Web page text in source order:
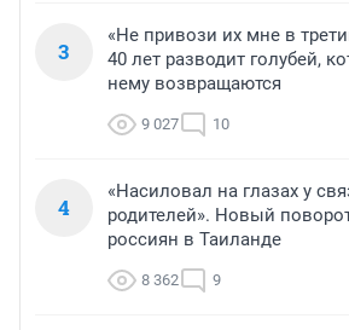
3
«Не привози их мне в
40 лет разводит голубей,
нему возвращаются
9 027 10
4
«Насиловал на глазах у
родителей». Новый
россиян в Таиланде
8 362 9